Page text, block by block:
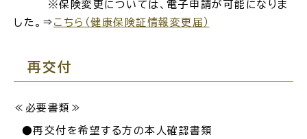
※保険変更については、電子申請が可能になりま
した。⇒ こちら（健康保険証情報変更届）
再交付
≪必要書類≫
●再交付を希望する方の本人確認書類